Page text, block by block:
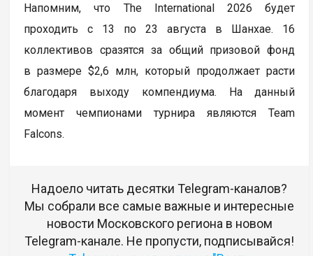
Напомним, что The International 2026 будет
проходить с 13 по 23 августа в Шанхае. 16
коллективов сразятся за общий призовой фонд
в размере $2,6 млн, который продолжает расти
благодаря выходу компендиума. На данный
момент чемпионами турнира являются Team
Falcons.
Надоело читать десятки Telegram-каналов?
Мы собрали все самые важные и интересные
новости Московского региона в новом
Telegram-канале. Не пропусти, подписывайся!